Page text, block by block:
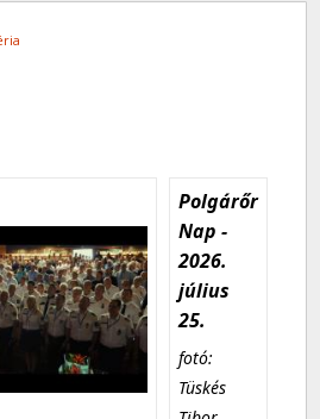
Polgárőr
Nap -
2026.
július
25.
fotó:
Tüskés